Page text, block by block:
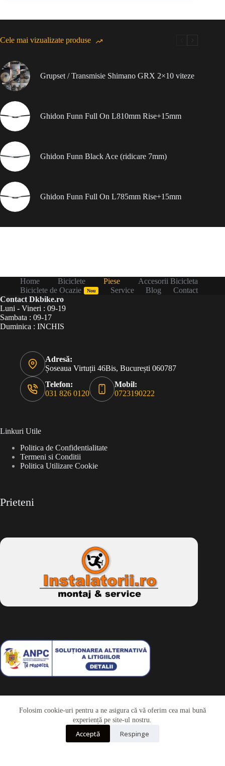
Folosim cookie-uri pentru a ne asigura că vă oferim cea mai bună
experiență pe site-ul nostru.
Acceptă Respinge
Cele mai vizualizate produse
Grupset / Transmisie Shimano GRX 2×10 viteze
Ghidon Funn Full On L810mm Rise+15mm
Ghidon Funn Black Ace (ridicare 7mm)
Ghidon Funn Full On L785mm Rise+15mm
Home Biciclete Piese
Accesorii Bicicleta
Biciclete de Ocazie
Nou Service Blog
Contact
Contact Dkbike.ro
Luni - Vineri : 09-19
Sambata : 09-17
Duminica : INCHIS
Adresă:
Șoseaua Virtuții 46Bis, București 060787
Telefon:
031 826 0120
Mobil:
0723190222
Linkuri Utile
Politica de Confidentialitate
Termeni si Conditii
Politica Utilizare Cookie
Prieteni
Drepturi de autor © 2026 - Dkbike.ropowered by